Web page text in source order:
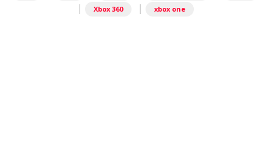
| Xbox 360 | xbox one